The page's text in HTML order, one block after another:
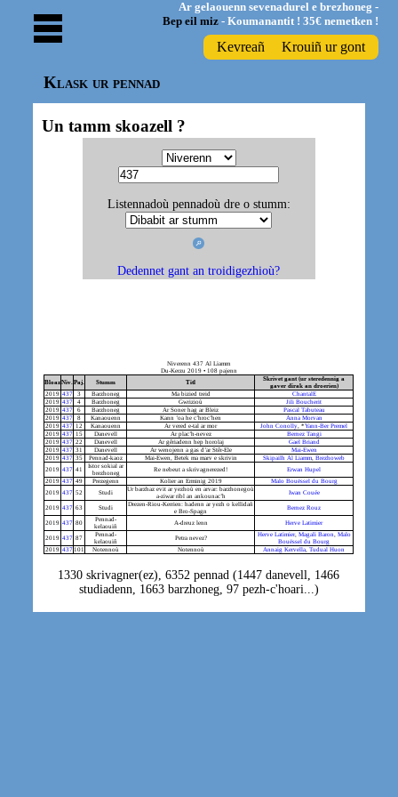
Ar gelaouenn sevenadurel e brezhoneg -
Bep eil miz- Koumanantit ! 35€ nemetken !
Kevreañ Krouiñ ur gont
Klask ur pennad
Un tamm skoazell ?
Listennadoù pennadoù dre o stumm:
Dedennet gant an troidigezhioù?
Niverenn 437 Al Liamm
Du-Kerzu 2019 • 108 pajenn
BloazNiv. Paj. Stumm Titl
Skrivet gant (ur steredennig a
gaver dirak an droerien)
2019 437 3 Barzhoneg Ma bizied treid
ChantalE
2019 437 4 Barzhoneg Gwrizioù
Jili Boucherit
2019 437 6 Barzhoneg Ar Soner hag ar Bleiz
Pascal Tabuteau
2019 437 8 Kanaouenn Kann ’oa he c’hroc’hen
Anna Morvan
2019 437 12 Kanaouenn Ar vered e-tal ar mor John Conolly , *Yann-Ber Premel
2019 437 15 Danevell Ar plac’h-nevez
Bernez Tangi
2019 437 22 Danevell Ar gêriadenn hep horolaj
Gael Briand
2019 437 31 Danevell Ar wenojenn a gas d’ar Stêr-Ele
Mai-Ewen
2019 437 35 Pennad-kaoz Mai-Ewen, Betek ma marv e skrivin Skipailh Al Liamm ,Brezhoweb
2019 437 41
Istor sokial ar
brezhoneg
Re nebeut a skrivagnerezed!
Erwan Hupel
2019 437 49 Prezegenn Kolier an Erminig 2019
Malo Bouëssel du Bourg
2019 437 52 Studi
Ur barzhaz evit ar yezhoù en arvar: barzhonegoù
a-ziwar ribl an ankounac’h
Iwan Couée
2019 437 63 Studi
Drezen-Riou-Kerrien: hadenn ar yezh o kellidañ
e Bro-Spagn
Bernez Rouz
2019 437 80
Pennad-
kelaouiñ
A-dreuz lenn Herve Latimier
2019 437 87
Pennad-
kelaouiñ
Petra nevez? Herve Latimier, Magali Baron
Malo
Bouëssel du Bourg
2019 437 101 Notennoù Notennoù Annaig Kervella ,Tudual Huon
1330 skrivagner(ez), 6352 pennad (1447 danevell, 1466
studiadenn, 1663 barzhoneg, 97 pezh-c'hoari...)